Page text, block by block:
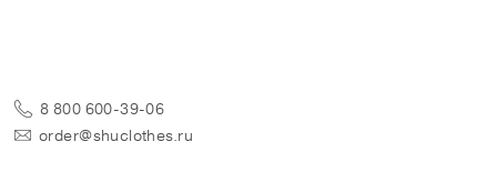
8 800 600-39-06
order@shuclothes.ru